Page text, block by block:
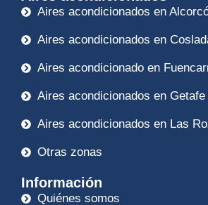
Aires acondicionados en
Aires acondicionados en
Aires acondicionado en
Aires acondicionados en Getafe
Aires acondicionados en Las
Otras zonas
Información
Quiénes somos